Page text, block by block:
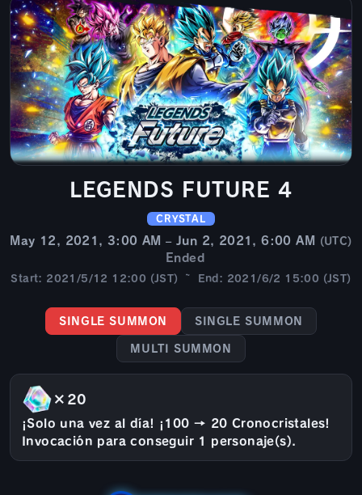
LEGENDS FUTURE 4
CRYSTAL
May 12, 2021, 3:00 AM – Jun 2, 2021, 6:00 AM (UTC)
Ended
Start: 2021/5/12 12:00 (JST) ~ End: 2021/6/2 15:00 (JST)
SINGLE SUMMON SINGLE SUMMON
MULTI SUMMON
×20
¡Solo una vez al día! ¡100 → 20 Cronocristales!
Invocación para conseguir 1 personaje(s).